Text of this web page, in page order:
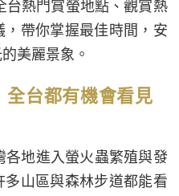
台熱門賞螢地點、觀賞熱
帶你掌握最佳時間，安
美麗景象。
台都有機會看見
各地進入螢火蟲繁殖與發
山區與森林步道都能看